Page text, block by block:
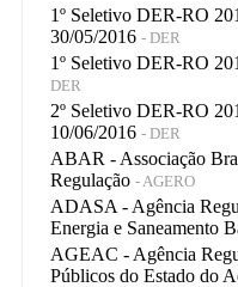
1º Seletivo DER-RO
30/05/2016 - DER
1º Seletivo DER-RO
DER
2º Seletivo DER-RO
10/06/2016 - DER
ABAR - Associação
Regulação - AGERO
ADASA - Agência
Energia e Saneamento
AGEAC - Agência
Públicos do Estado do